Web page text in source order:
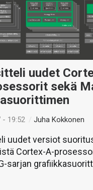
uudet
sekä
- 19:52 /Juha Kokkonen
uudet versiot
Cortex-A-
sarjan